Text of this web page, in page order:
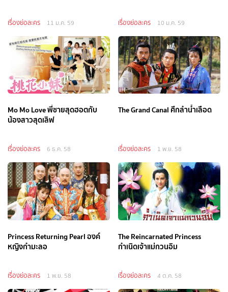
เรื่องย่อละคร 11 ม.ค. 59 เรื่องย่อละคร 10 ม.ค. 59
Mo Mo Love พี่ชายสุดฮอตกับ
น้องสาวสุดเลิฟ
เรื่องย่อละคร 6 ธ.ค. 58
The Grand Canal ศึกลำน้ำเลือด
เรื่องย่อละคร 1 พ.ย. 58
Princess Returning Pearl องค์
หญิงกำมะลอ
เรื่องย่อละคร 1 พ.ย. 58
The Reincarnated Princess
กำเนิดเจ้าแม่กวนอิม
เรื่องย่อละคร 4 ต.ค. 58